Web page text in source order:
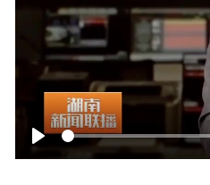
Play